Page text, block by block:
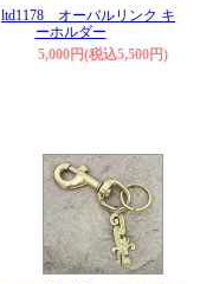
ltd1178 オーバルリンク キ
ーホルダー
5,000円(税込5,500円)